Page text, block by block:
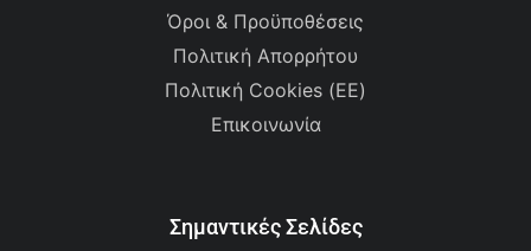
Όροι & Προϋποθέσεις
Πολιτική Απορρήτου
Πολιτική Cookies (ΕΕ)
Επικοινωνία
Σημαντικές Σελίδες